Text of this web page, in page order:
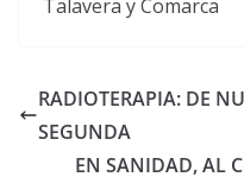
Talavera y Comarca
RADIOTERAPIA: DE
SEGUNDA
EN SANIDAD, AL